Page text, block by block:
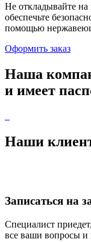
Не откладывайте на
обеспечьте
помощью
Оформить заказ
Наша
и имеет
Наши
Записаться на
Специалист
все ваши вопросы и